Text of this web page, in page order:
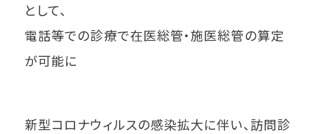
として、
電話等での診療で在医総管・施医総管の算定
が可能に
新型コロナウィルスの感染拡大に伴い、訪問診